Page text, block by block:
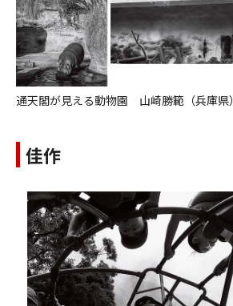
通天閣が見える動物園 山崎勝範（兵庫県）
佳作